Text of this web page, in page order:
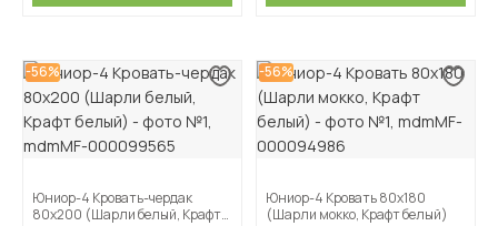
-56%
Юниор-4 Кровать-чердак
80х200 (Шарли белый, Крафт
-56%
Юниор-4 Кровать 80х180
(Шарли мокко, Крафт белый)